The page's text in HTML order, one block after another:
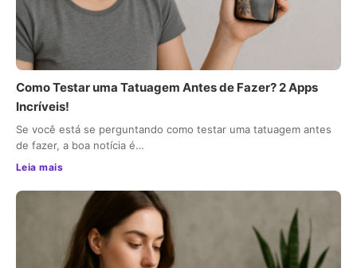
Como Testar uma Tatuagem Antes de Fazer? 2 Apps
Incríveis!
Se você está se perguntando como testar uma tatuagem antes
de fazer, a boa notícia é…
Leia mais